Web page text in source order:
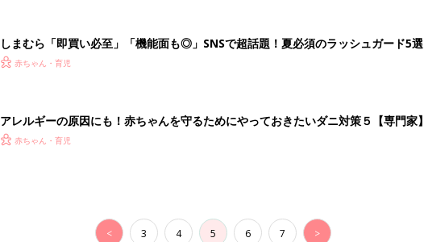
しまむら「即買い必至」「機能面も◎」SNSで超話題！夏必須のラッシュガード5選
赤ちゃん・育児
アレルギーの原因にも！赤ちゃんを守るためにやっておきたいダニ対策５【専門家】
赤ちゃん・育児
< 3 4 5 6 7 >